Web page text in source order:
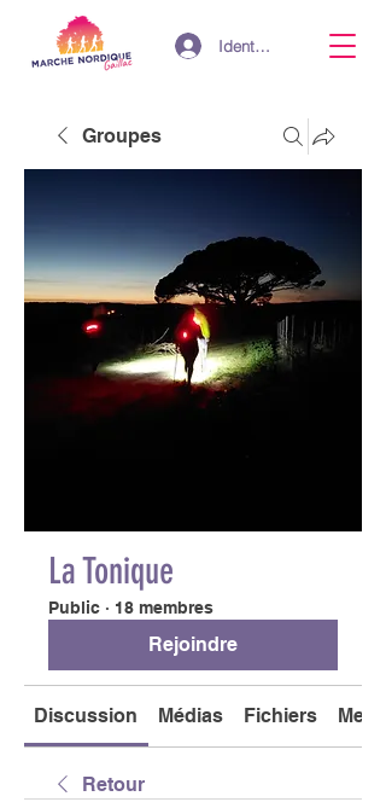
Identifiant
Groupes
La Tonique
Public · 18 membres
Rejoindre
Discussion Médias Fichiers
Retour